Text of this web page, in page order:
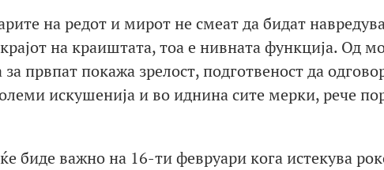
на редот и мирот не смеат да бидат
на краиштата, тоа е нивната функција. Од
првпат покажа зрелост, подготвеност да
искушенија и во иднина сите мерки, рече
биде важно на 16-ти февруари кога истекува